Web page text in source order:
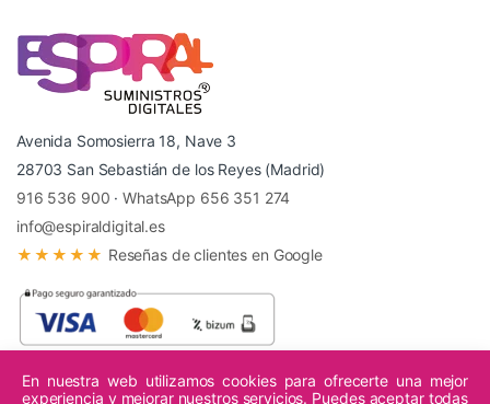
Avenida Somosierra 18, Nave 3
28703 San Sebastián de los Reyes (Madrid)
916 536 900 ·WhatsApp 656 351 274
info@espiraldigital.es
★★★★★ Reseñas de clientes en Google
En nuestra web utilizamos cookies para ofrecerte una mejor
experiencia y mejorar nuestros servicios. Puedes aceptar todas